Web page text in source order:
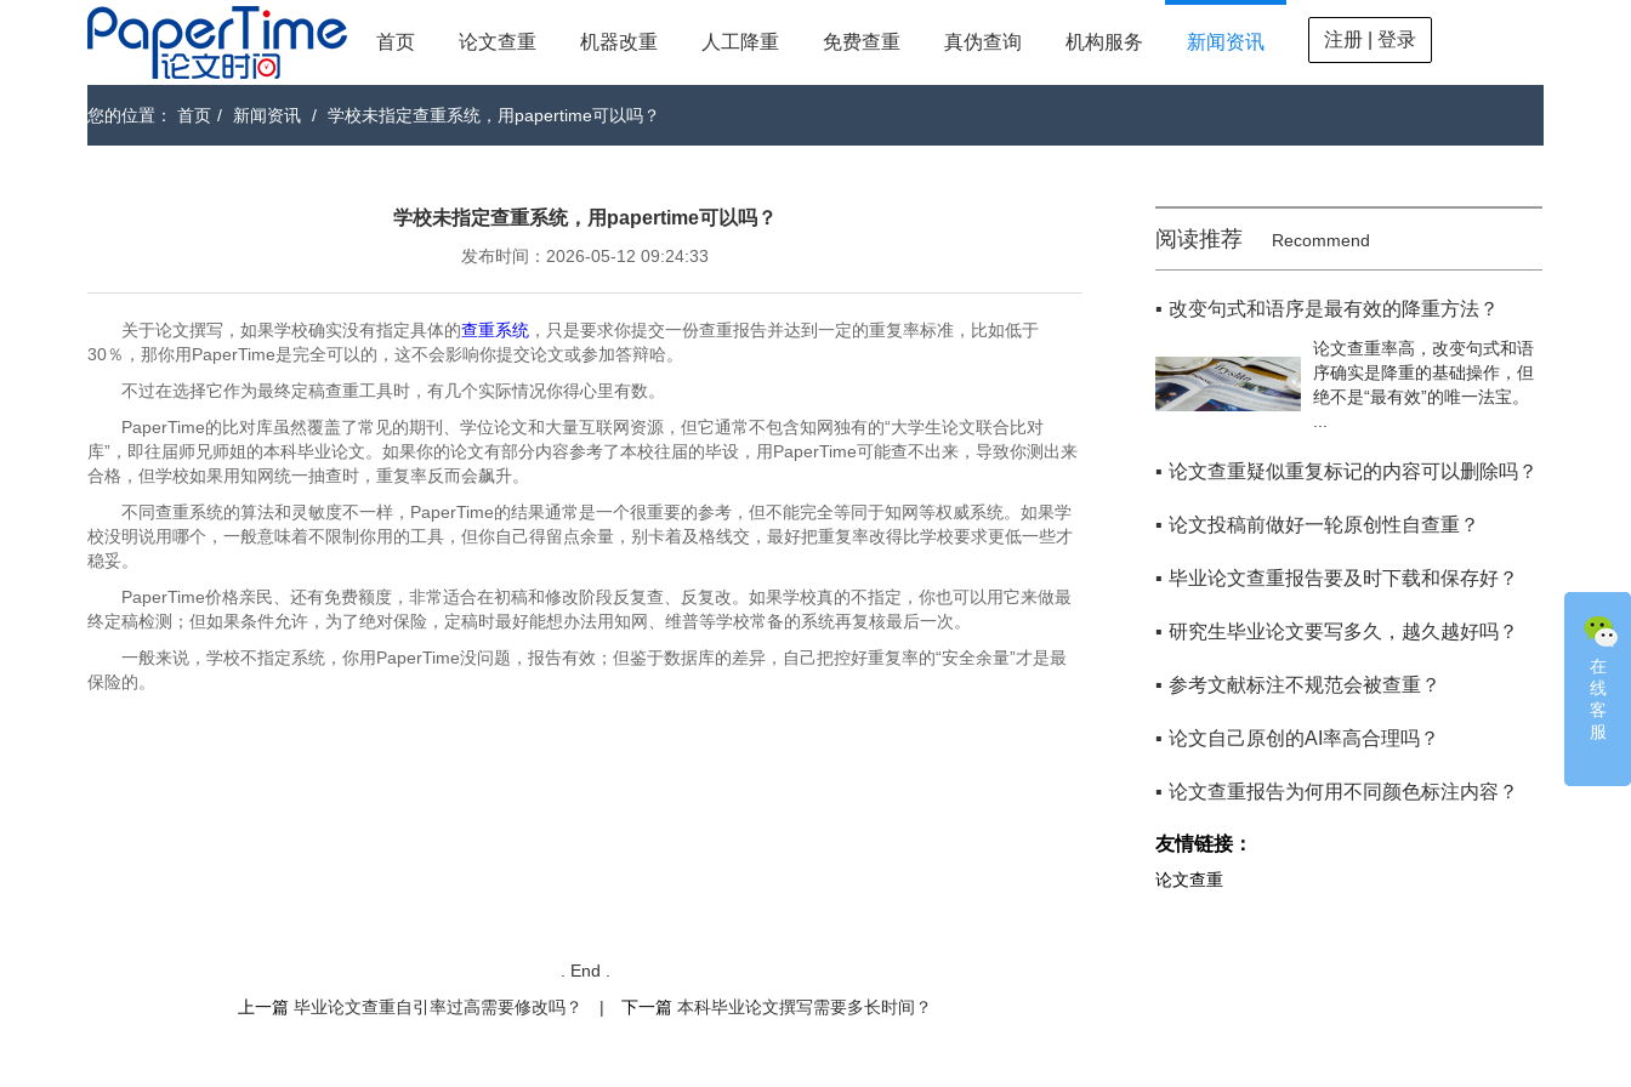
首页 论文查重 机器改重 人工降重 免费查重 真伪查询 机构服务 新闻资讯 注册 | 登录
在
线
客
服
您的位置： 首页 / 新闻资讯 / 学校未指定查重系统，用papertime可以吗？
学校未指定查重系统，用papertime可以吗？
发布时间：2026-05-12 09:24:33
关于论文撰写，如果学校确实没有指定具体的查重系统 ，只是要求你提交一份查重报告并达到一定的重复率标准，比如低于
30％，那你用PaperTime是完全可以的，这不会影响你提交论文或参加答辩哈。
不过在选择它作为最终定稿查重工具时，有几个实际情况你得心里有数。
PaperTime的比对库虽然覆盖了常见的期刊、学位论文和大量互联网资源，但它通常不包含知网独有的“大学生论文联合比对
库”，即往届师兄师姐的本科毕业论文。如果你的论文有部分内容参考了本校往届的毕设，用PaperTime可能查不出来，导致你测出来
合格，但学校如果用知网统一抽查时，重复率反而会飙升。
不同查重系统的算法和灵敏度不一样，PaperTime的结果通常是一个很重要的参考，但不能完全等同于知网等权威系统。如果学
校没明说用哪个，一般意味着不限制你用的工具，但你自己得留点余量，别卡着及格线交，最好把重复率改得比学校要求更低一些才
稳妥。
PaperTime价格亲民、还有免费额度，非常适合在初稿和修改阶段反复查、反复改。如果学校真的不指定，你也可以用它来做最
终定稿检测；但如果条件允许，为了绝对保险，定稿时最好能想办法用知网、维普等学校常备的系统再复核最后一次。
一般来说，学校不指定系统，你用PaperTime没问题，报告有效；但鉴于数据库的差异，自己把控好重复率的“安全余量”才是最
保险的。
. End .
上一篇 毕业论文查重自引率过高需要修改吗？ | 下一篇 本科毕业论文撰写需要多长时间？
阅读推荐 Recommend
▪ 改变句式和语序是最有效的降重方法？
论文查重率高，改变句式和语
序确实是降重的基础操作，但
绝不是“最有效”的唯一法宝。
▪ 论文查重疑似重复标记的内容可以删除吗？
▪ 论文投稿前做好一轮原创性自查重？
▪ 毕业论文查重报告要及时下载和保存好？
▪ 研究生毕业论文要写多久，越久越好吗？
▪ 参考文献标注不规范会被查重？
▪ 论文自己原创的AI率高合理吗？
▪ 论文查重报告为何用不同颜色标注内容？
友情链接：
论文查重
在
线
客
服